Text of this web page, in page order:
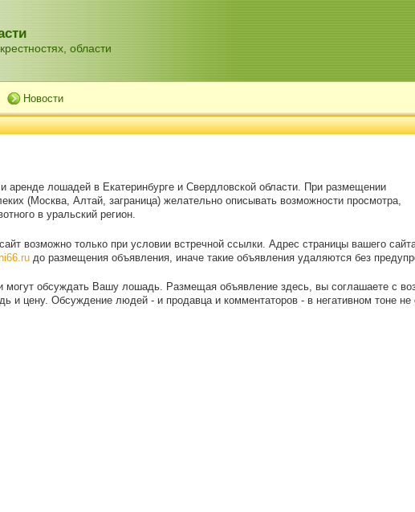
области
Новости
аренде лошадей в Екатеринбурге и Свердловской области. При размещении
(Москва, Алтай, заграница) желательно описывать возможности просмотра,
в уральский регион.
возможно только при условии встречной ссылки. Адрес страницы вашего
до размещения объявления, иначе такие объявления удаляются без
могут обсуждать Вашу лошадь. Размещая объявление здесь, вы соглашаете с
и цену. Обсуждение людей - и продавца и комментаторов - в негативном тоне не